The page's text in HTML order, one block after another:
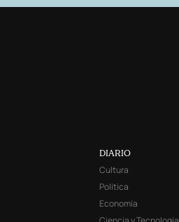
DIARIO
Cultura
Política
Economía